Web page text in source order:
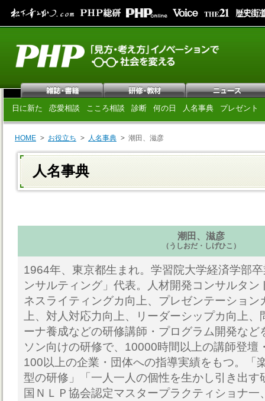
日に新た 恋愛相談 こころ相談 診断 何の日 人名事典 プレゼント
HOME お役立ち 人名事典 潮田、滋彦
人名事典
潮田、滋彦
（うしおだ・しげひこ）
1964年、東京都生まれ。学習院大学経済学部
ンサルティング」代表。人材開発コンサルタン
ネスライティングカ向上、プレゼンテーション
上、対人対応力向上、リーダーシップカ向上
ーナ養成などの研修講師・プログラム開発など
ソン向けの研修で、10000時間以上の講師登壇
100以上の企業・団体への指導実績をもつ。「
型の研修」「一人一人の個性を生かし引き出す
国ＮＬＰ協会認定マスタープラクティショナ一